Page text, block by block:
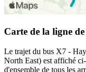
Carte de la ligne
Le trajet du bus X7 -
North East) est affiché
d'ensemble de tous les